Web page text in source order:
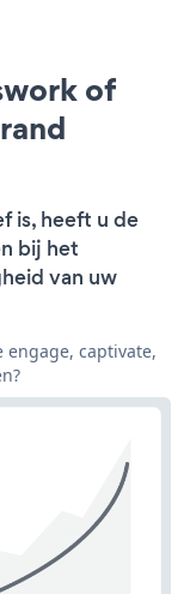
of
is, heeft u de
bij het
van uw
captivate,